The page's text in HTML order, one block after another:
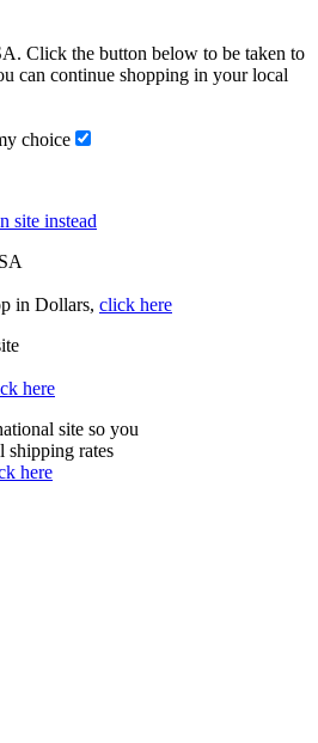
Click the button below to be taken to
can continue shopping in your local
choice
site instead
in Dollars, click here
here
site so you
shipping rates
here